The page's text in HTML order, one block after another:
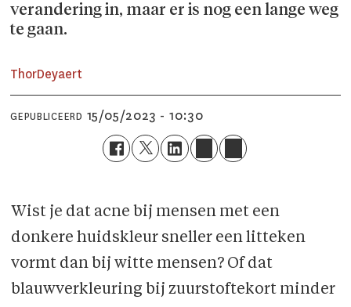
verandering in, maar er is nog een lange weg
te gaan.
ThorDeyaert
GEPUBLICEERD 15/05/2023 - 10:30
Wist je dat acne bij mensen met een
donkere huidskleur sneller een litteken
vormt dan bij witte mensen? Of dat
blauwverkleuring bij zuurstoftekort minder